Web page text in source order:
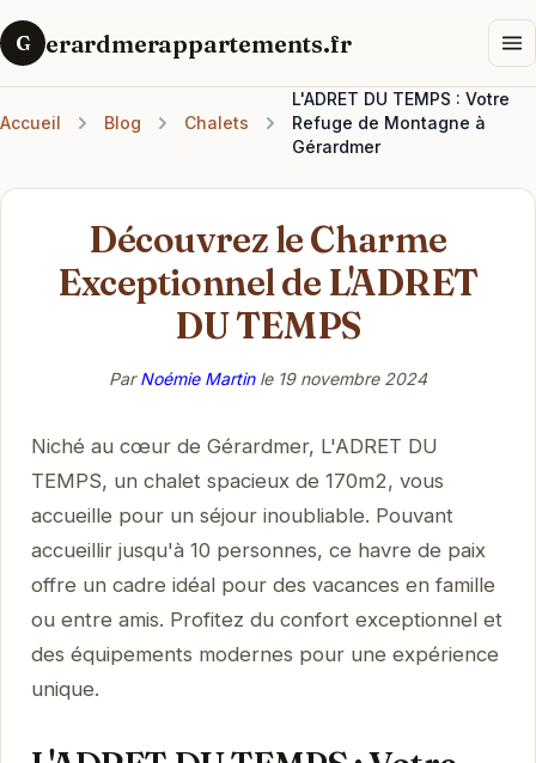
G erardmerappartements.fr
Accueil Blog Chalets
L'ADRET DU TEMPS : Votre
Refuge de Montagne à
Gérardmer
Découvrez le Charme
Exceptionnel de L'ADRET
DU TEMPS
ParNoémie Martinle 19 novembre 2024
Niché au cœur de Gérardmer, L'ADRET DU
TEMPS, un chalet spacieux de 170m2, vous
accueille pour un séjour inoubliable. Pouvant
accueillir jusqu'à 10 personnes, ce havre de paix
offre un cadre idéal pour des vacances en famille
ou entre amis. Profitez du confort exceptionnel et
des équipements modernes pour une expérience
unique.